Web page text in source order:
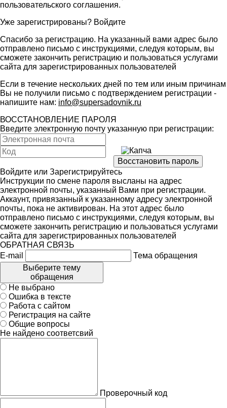
пользовательского соглашения.
Уже зарегистрированы? Войдите
Спасибо за регистрацию. На указанный вами адрес было
отправлено письмо с инструкциями, следуя которым, вы
сможете закончить регистрацию и пользоваться услугами
сайта для зарегистрированных пользователей
Если в течение нескольких дней по тем или иным причинам
Вы не получили письмо с подтверждением регистрации -
напишите нам: info@supersadovnik.ru
ВОССТАНОВЛЕНИЕ ПАРОЛЯ
Введите электронную почту указанную при регистрации:
Войдите или Зарегистрируйтесь
Инструкции по смене пароля высланы на адрес
электронной почты, указанный Вами при регистрации.
Аккаунт, привязанный к указанному адресу электронной
почты, пока не активирован. На этот адрес было
отправлено письмо с инструкциями, следуя которым, вы
сможете закончить регистрацию и пользоваться услугами
сайта для зарегистрированных пользователей
ОБРАТНАЯ СВЯЗЬ
E-mail
Тема обращения
Выберите тему
обращения
Не выбрано
Ошибка в тексте
Работа с сайтом
Регистрация на сайте
Общие вопросы
Не найдено соответсвий
Проверочный код